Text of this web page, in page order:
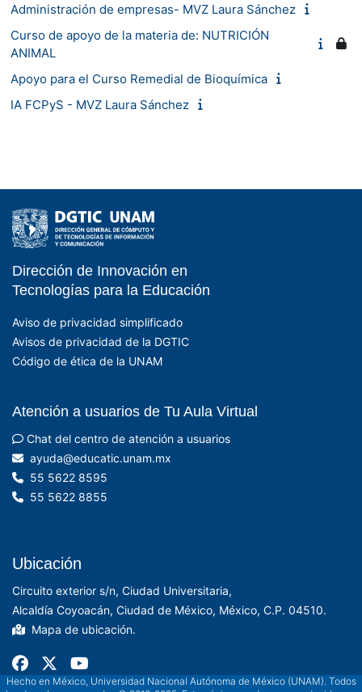
Administración de empresas- MVZ Laura Sánchez
Curso de apoyo de la materia de: NUTRICIÓN
ANIMAL
Apoyo para el Curso Remedial de Bioquímica
IA FCPyS - MVZ Laura Sánchez
Dirección de Innovación en
Tecnologías para la Educación
Aviso de privacidad simplificado
Avisos de privacidad de la DGTIC
Código de ética de la UNAM
Atención a usuarios de Tu Aula Virtual
Chat del centro de atención a usuarios
xm.manu.citacude@aduya
55 5622 8595
55 5622 8855
Ubicación
Circuito exterior s/n, Ciudad Universitaria,
Alcaldía Coyoacán, Ciudad de México, México, C.P. 04510.
Mapa de ubicación.
Hecho en México, Universidad Nacional Autónoma de México (UNAM). Todos